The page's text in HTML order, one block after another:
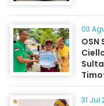
03
31 Jul